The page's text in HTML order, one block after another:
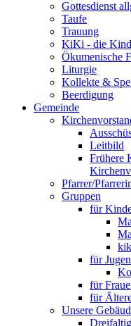
Gottesdienst
Taufe
Trauung
KiKi - die
Ökumenische
Liturgie
Kollekte &
Beerdigung
Gemeinde
Leitbild
Frühere
Pfarrer/
Gruppen
für
für
für
für
Unsere